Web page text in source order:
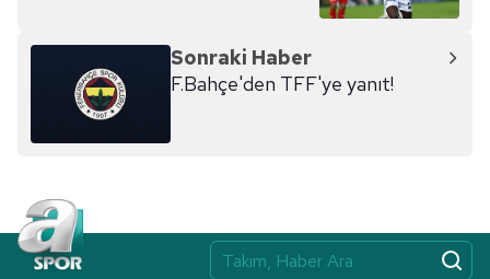
Sonraki Haber
F.Bahçe'den TFF'ye yanıt!